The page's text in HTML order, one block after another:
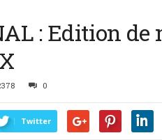
: Edition de
0
Twitter